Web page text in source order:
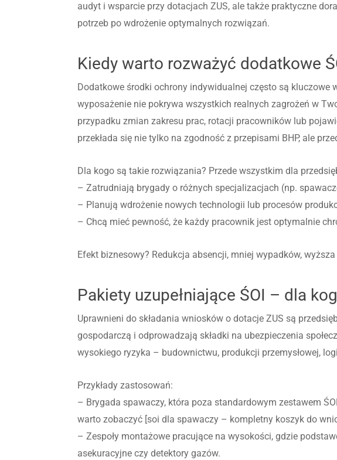
audyt i wsparcie przy dotacjach ZUS, ale także praktyczne
potrzeb po wdrożenie optymalnych rozwiązań.
Kiedy warto rozważyć dodatkowe
Dodatkowe środki ochrony indywidualnej często są
wyposażenie nie pokrywa wszystkich realnych zagrożeń w
przypadku zmian zakresu prac, rotacji pracowników lub
przekłada się nie tylko na zgodność z przepisami BHP, ale
Dla kogo są takie rozwiązania? Przede wszystkim dla
– Zatrudniają brygady o różnych specjalizacjach (np.
– Planują wdrożenie nowych technologii lub procesów
– Chcą mieć pewność, że każdy pracownik jest optymalnie
Efekt biznesowy? Redukcja absencji, mniej wypadków,
Pakiety uzupełniające ŚOI – dla
Uprawnieni do składania wniosków o dotacje ZUS są
gospodarczą i odprowadzają składki na ubezpieczenia
wysokiego ryzyka – budownictwu, produkcji przemysłowej,
Przykłady zastosowań:
– Brygada spawaczy, która poza standardowym zestawem
warto zobaczyć [soi dla spawaczy – kompletny koszyk do
– Zespoły montażowe pracujące na wysokości, gdzie
asekuracyjne czy detektory gazów.